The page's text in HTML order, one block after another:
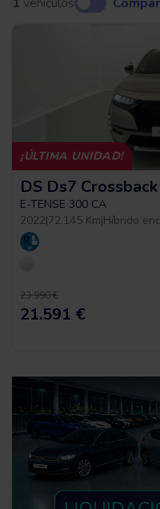
¡ÚLTIMA UNIDAD!
DS Ds7
E-TENSE 300 CA
2022|72.145 Km|Híbrido
23.990 €
21.591 €